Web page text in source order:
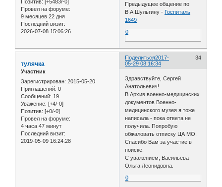
Позитив: [+5483/-0]
Провел на форуме:
9 месяцев 22 дня
Последний визит:
2026-07-08 15:06:26
Предыдущее общение по
В.А.Шульгину - Госпиталь
1649
0
Поделиться 34
2017-
05-29 08:16:34
тулячка
Участник
Зарегистрирован: 2015-05-20
Приглашений: 0
Сообщений: 19
Уважение: [+4/-0]
Позитив: [+0/-0]
Провел на форуме:
4 часа 47 минут
Последний визит:
2019-05-09 16:24:28
Здравствуйте, Сергей
Анатольевич!
В Архив военно-медицинских
документов Военно-
медицинского музея я тоже
написала - пока ответа не
получила. Попробую
обжаловать отписку ЦА МО.
Спасибо Вам за участие в
поиске.
С уважением, Васильева
Ольга Леонидовна.
0